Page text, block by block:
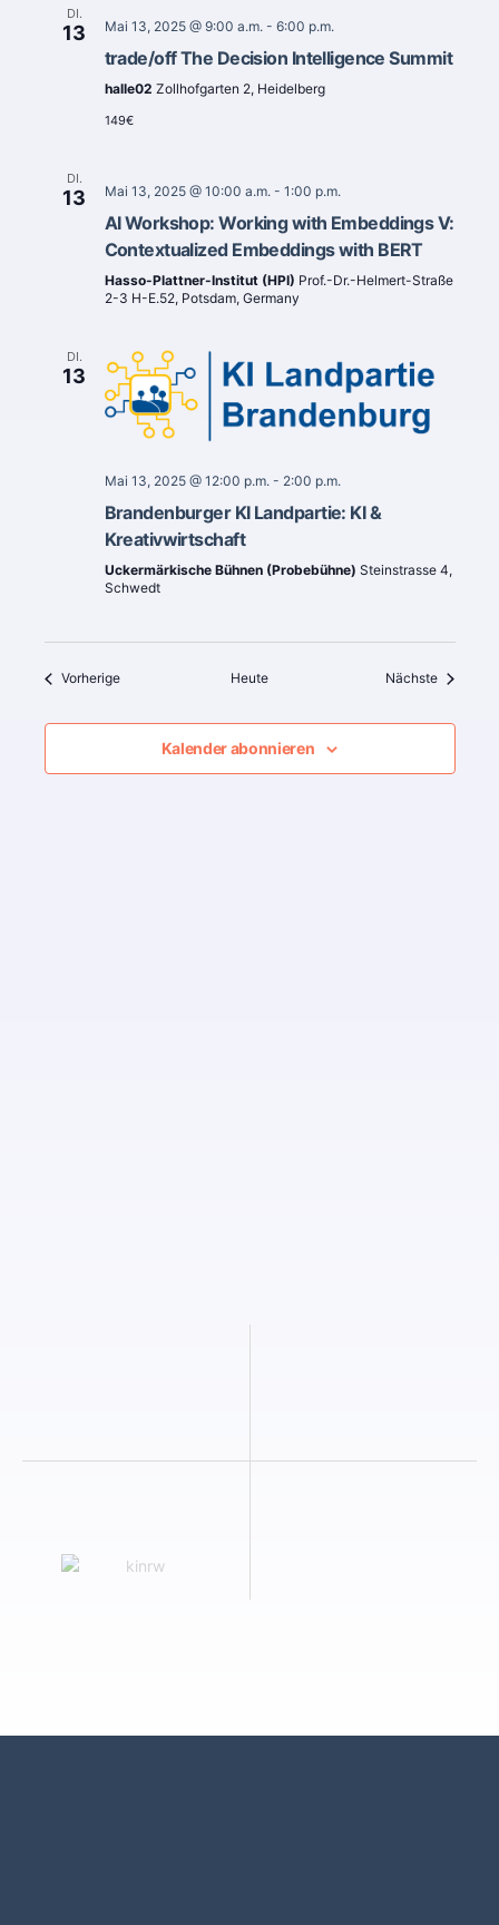
DI.
13 Mai 13, 2025 @ 9:00 a.m.- 6:00 p.m.
trade/off The Decision Intelligence Summit
halle02 Zollhofgarten 2, Heidelberg
149€
DI.
13 Mai 13, 2025 @ 10:00 a.m.- 1:00 p.m.
AI Workshop: Working with Embeddings V:
Contextualized Embeddings with BERT
Hasso-Plattner-Institut (HPI) Prof.-Dr.-Helmert-Straße
2-3 H-E.52, Potsdam, Germany
DI.
13
Mai 13, 2025 @ 12:00 p.m.- 2:00 p.m.
Brandenburger KI Landpartie: KI &
Kreativwirtschaft
Uckermärkische Bühnen (Probebühne) Steinstrasse 4,
Schwedt
VorherigeVeranstaltungen Heute Nächste
Kalender abonnieren